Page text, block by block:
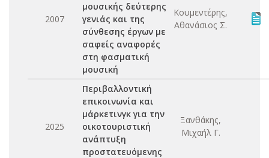
2007
μουσικής δεύτερης
γενιάς και της
σύνθεσης έργων με
σαφείς αναφορές
στη φασματική
μουσική
Κουμεντέρης,
Αθανάσιος Σ.
2025
Περιβαλλοντική
επικοινωνία και
μάρκετινγκ για την
οικοτουριστική
ανάπτυξη
προστατευόμενης
Ξανθάκης,
Μιχαήλ Γ.